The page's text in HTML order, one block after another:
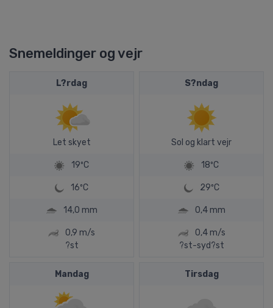
Snemeldinger og vejr
L?rdag
Let skyet
19ºC
16ºC
14,0 mm
0,9 m/s
?st
S?ndag
Sol og klart vejr
18ºC
29ºC
0,4 mm
0,4 m/s
?st-syd?st
Mandag Tirsdag